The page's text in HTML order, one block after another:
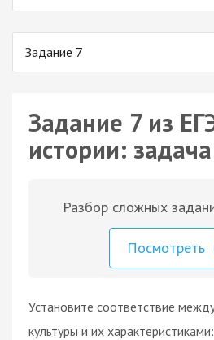
Задание 7
Задание 7 из
истории:
Разбор сложных
Посмотреть
Установите соответствие
культуры и их